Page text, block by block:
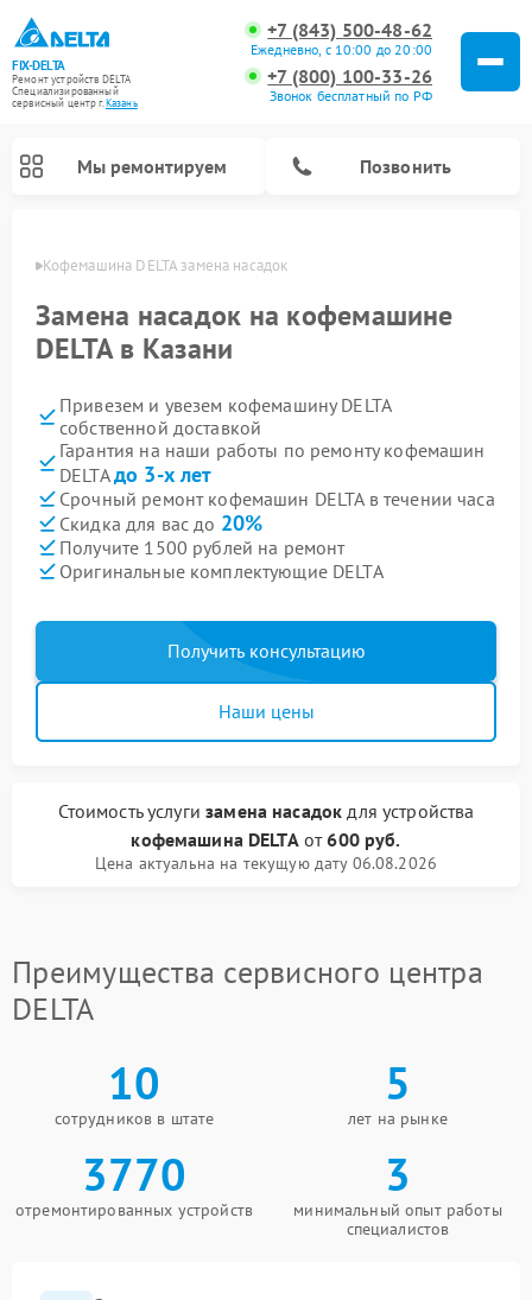
FIX-DELTA
Ремонт устройств DELTA
Специализированный
cервисный центр г.Казань
+7 (843) 500-48-62
Ежедневно, с 10:00 до 20:00
+7 (800) 100-33-26
Звонок бесплатный по РФ
Мы ремонтируем Позвонить
Кофемашина DELTA замена насадок
Замена насадок на кофемашине
DELTA в Казани
Привезем и увезем кофемашину DELTA
собственной доставкой
Гарантия на наши работы по ремонту кофемашин
DELTAдо 3-х лет
Срочный ремонт кофемашин DELTA в течении часа
Скидка для вас до 20%
Получите 1500 рублей на ремонт
Оригинальные комплектующие DELTA
Получить консультацию
Наши цены
Стоимость услугизамена насадок для устройства
кофемашина DELTAот600 руб.
Цена актуальна на текущую дату 06.08.2026
Преимущества сервисного центра
DELTA
10
сотрудников в штате
5
лет на рынке
3770
отремонтированных устройств
3
минимальный опыт работы
специалистов